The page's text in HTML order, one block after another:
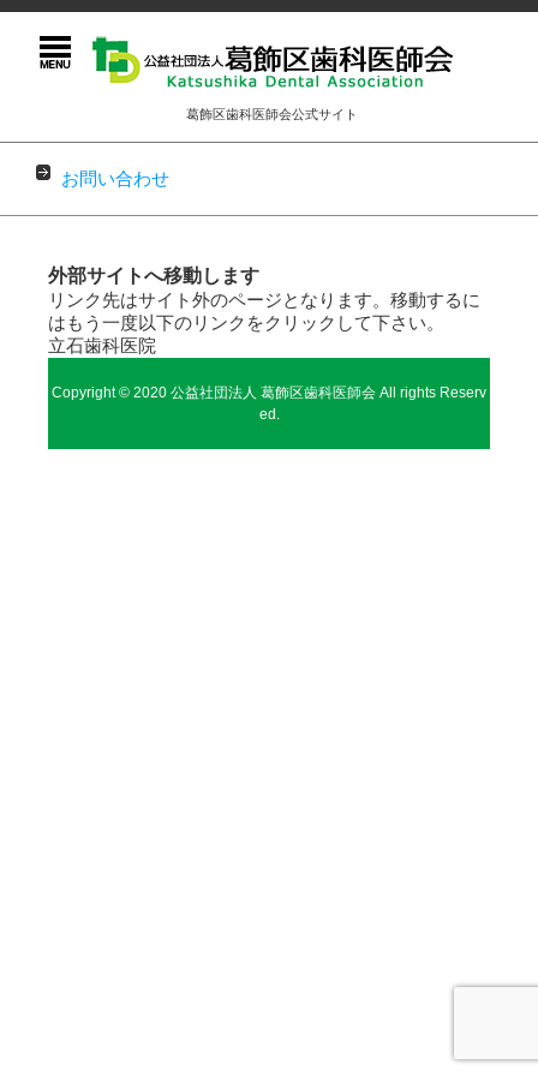
葛飾区歯科医師会公式サイト
お問い合わせ
外部サイトへ移動します
リンク先はサイト外のページとなります。移動するに
はもう一度以下のリンクをクリックして下さい。
立石歯科医院
Copyright © 2020 公益社団法人 葛飾区歯科医師会 All rights Reserv
ed.